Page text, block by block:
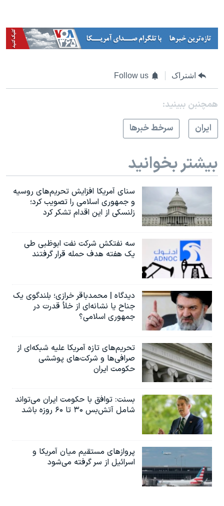
اشتراک Follow us
همچنبن ببینید:
ايران
سرخط خبرها
بیشتر بخوانید
سنای آمریکا افزایش تحریم‌های روسیه
و جمهوری اسلامی را تصویب کرد؛
زلنسکی از این اقدام تشکر کرد
سه نفتکش شرکت نفت ابوظبی طی
یک هفته هدف حمله قرار گرفتند
دیدگاه | محمدباقر خرازی؛ بلندگوی یک
جناح یا نشانه‌ای از خلأ قدرت در
جمهوری اسلامی؟
تحریم‌های تازه آمریکا علیه شبکه‌ای از
صرافی‌ها و شرکت‌های پوششی
حکومت ایران
بسنت: توافق با حکومت ایران می‌تواند
شامل آتش‌بس ۳۰ تا ۶۰ روزه باشد
پروازهای مستقیم میان آمریکا و
اسرائیل از سر گرفته می‌شود